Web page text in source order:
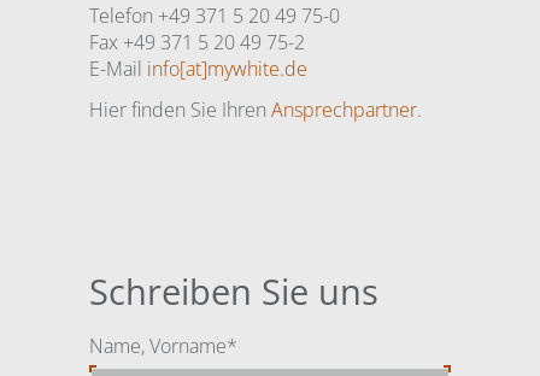
Telefon +49 371 5 20 49 75-0
Fax +49 371 5 20 49 75-2
E-Mail info[at]mywhite.de
Hier finden Sie Ihren Ansprechpartner.
Schreiben Sie uns
Pflichtfeld
Name, Vorname*